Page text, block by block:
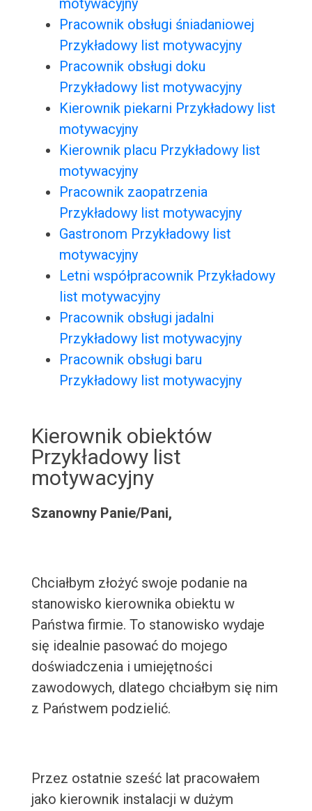
motywacyjny
Pracownik obsługi śniadaniowej
Przykładowy list motywacyjny
Pracownik obsługi doku
Przykładowy list motywacyjny
Kierownik piekarni Przykładowy list
motywacyjny
Kierownik placu Przykładowy list
motywacyjny
Pracownik zaopatrzenia
Przykładowy list motywacyjny
Gastronom Przykładowy list
motywacyjny
Letni współpracownik Przykładowy
list motywacyjny
Pracownik obsługi jadalni
Przykładowy list motywacyjny
Pracownik obsługi baru
Przykładowy list motywacyjny
Kierownik obiektów
Przykładowy list
motywacyjny
Szanowny Panie/Pani,
Chciałbym złożyć swoje podanie na
stanowisko kierownika obiektu w
Państwa firmie. To stanowisko wydaje
się idealnie pasować do mojego
doświadczenia i umiejętności
zawodowych, dlatego chciałbym się nim
z Państwem podzielić.
Przez ostatnie sześć lat pracowałem
jako kierownik instalacji w dużym